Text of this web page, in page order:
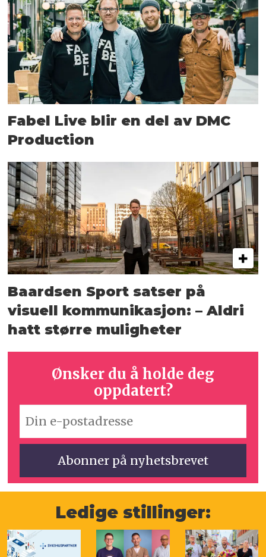
Fabel Live blir en del av DMC
Production
Baardsen Sport satser på
visuell kommunikasjon: – Aldri
hatt større muligheter
Ønsker du å holde deg
oppdatert?
Ledige stillinger: